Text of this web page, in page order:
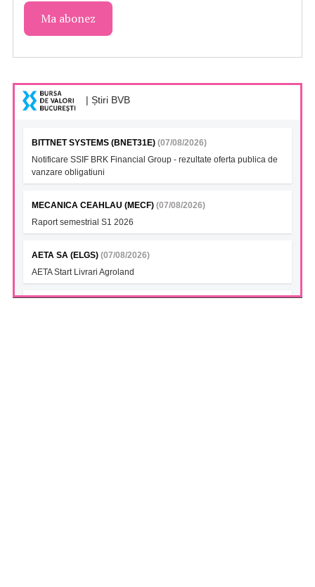
| Știri BVB
BITTNET SYSTEMS (BNET31E) (07/08/2026)
Notificare SSIF BRK Financial Group - rezultate oferta publica de
vanzare obligatiuni
MECANICA CEAHLAU (MECF) (07/08/2026)
Raport semestrial S1 2026
AETA SA (ELGS) (07/08/2026)
AETA Start Livrari Agroland